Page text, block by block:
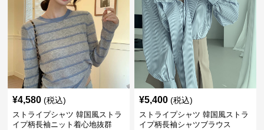
¥4,580 (税込)
ストライプシャツ 韓国風ストラ
イプ柄長袖ニット着心地抜群
¥5,400 (税込)
ストライプシャツ 韓国風ストラ
イプ柄長袖シャツブラウス